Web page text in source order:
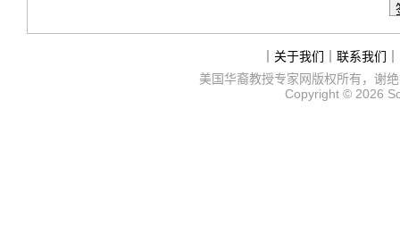
关于我们 联系我们
美国华裔教授专家网版权所有，谢
Copyright © 2026